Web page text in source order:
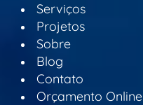
Serviços
Projetos
Sobre
Blog
Contato
Orçamento Online